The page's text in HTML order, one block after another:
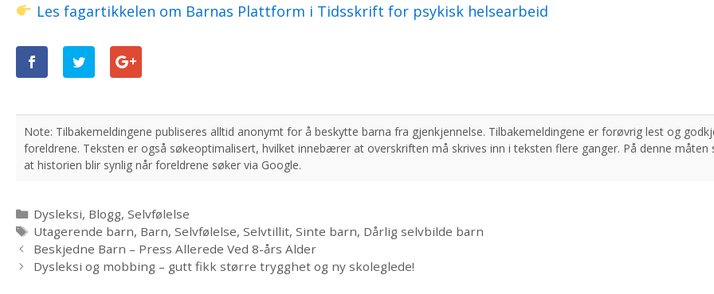
Les fagartikkelen om Barnas Plattform i Tidsskrift for psykisk helsearbeid
Kategorier
Dysleksi, Blogg,Selvfølelse
Stikkord
Utagerende barn, Barn,Selvfølelse,Selvtillit,Sinte barn, Dårlig selvbilde barn
Beskjedne Barn – Press Allerede Ved 8-års Alder
Dysleksi og mobbing – gutt fikk større trygghet og ny skoleglede!